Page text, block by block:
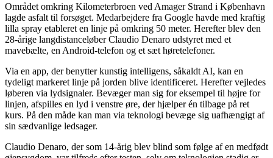
Området omkring Kilometerbroen ved Amager Strand i København
lagde asfalt til forsøget. Medarbejdere fra Google havde med kraftig
lilla spray etableret en linje på omkring 50 meter. Herefter blev den
28-årige langdistanceløber Claudio Denaro udstyret med et
mavebælte, en Android-telefon og et sæt høretelefoner.
Via en app, der benytter kunstig intelligens, såkaldt AI, kan en
tydeligt markeret linje på jorden blive identificeret. Herefter vejledes
løberen via lydsignaler. Bevæger man sig for eksempel til højre for
linjen, afspilles en lyd i venstre øre, der hjælper én tilbage på ret
kurs. På den måde kan man via teknologi bevæge sig uafhængigt af
sin sædvanlige ledsager.
Claudio Denaro, der som 14-årig blev blind som følge af en medfødt